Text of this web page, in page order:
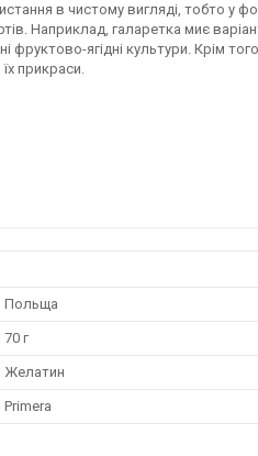
в чистому вигляді, тобто у
Наприклад, галаретка миє
ягідні культури. Крім
прикраси.
Польща
70 г
Желатин
Primera